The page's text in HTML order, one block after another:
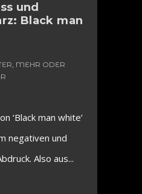
und
Black man
MEHR ODER
‘Black man white’
negativen und
Also aus...